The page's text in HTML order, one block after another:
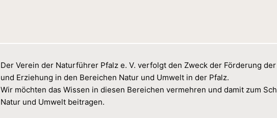
Der Verein der Naturführer Pfalz e. V. verfolgt den Zweck der Förderung
und Erziehung in den Bereichen Natur und Umwelt in der Pfalz.
Wir möchten das Wissen in diesen Bereichen vermehren und damit zum
Natur und Umwelt beitragen.